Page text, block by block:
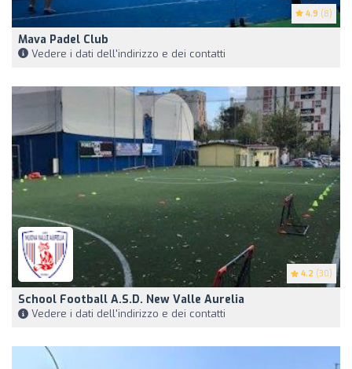
4.9 (8)
Mava Padel Club
Vedere i dati dell'indirizzo e dei contatti
4.2 (30)
School Football A.S.D. New Valle Aurelia
Vedere i dati dell'indirizzo e dei contatti